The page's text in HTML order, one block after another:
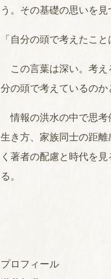
う。その基礎の思いを
「自分の頭で考えたこ
この言葉は深い。考え
分の頭で考えているのか
情報の洪水の中で思考
生き方、家族同士の距
く著者の配慮と時代を
る。
プロフィール